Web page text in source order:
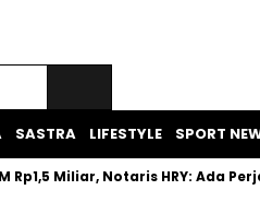
SASTRA LIFESTYLE SPORT
Miliar, Notaris HRY: Ada